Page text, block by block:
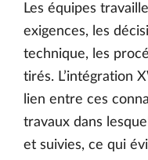
Les équipes
exigences, les
technique, les
tirés. L’intégration
lien entre ces
travaux dans
et suivies, ce qui